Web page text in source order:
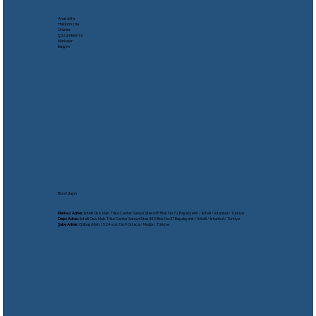
Anasayfa
Hakkımızda
Ürünler
Çözümlerimiz
Markalar
İletişim
Bize Ulaşın
Merkez Adres:İkitelli Osb. Mah. Triko Center Sanayi Sitesi M5 Blok No:72 Başakşehir / İkitelli / İstanbul / Türkiye
Depo Adres:İkitelli Osb. Mah. Triko Center Sanayi Sitesi M2 Blok No:37 Başakşehir / İkitelli / İstanbul / Türkiye
Şube Adres:Gölbaşı Mah. 1524 sok. No:9 Ortaca / Muğla / Türkiye